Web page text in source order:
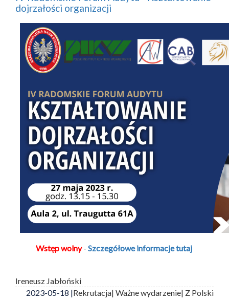
dojrzałości organizacji
Wstęp wolny- Szczegółowe informacje tutaj
Ireneusz Jabłoński
2023-05-18 |Rekrutacja| Ważne wydarzenie| Z Polski